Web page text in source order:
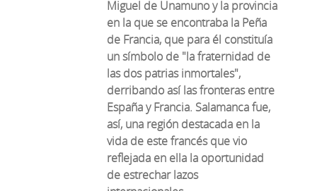
Miguel de Unamuno y la provincia
en la que se encontraba la Peña
de Francia, que para él constituía
un símbolo de "la fraternidad de
las dos patrias inmortales",
derribando así las fronteras entre
España y Francia. Salamanca fue,
así, una región destacada en la
vida de este francés que vio
reflejada en ella la oportunidad
de estrechar lazos